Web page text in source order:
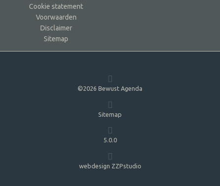
Cookie statement
Voorwaarden
Disclaimer
Sitemap
©2026 Bewust Agenda
Sitemap
5.0.0
webdesign ZZPstudio